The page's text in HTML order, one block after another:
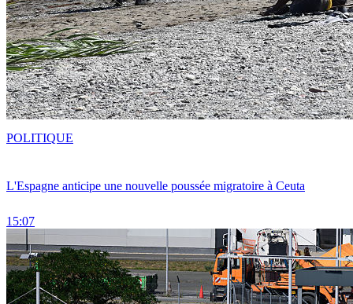
L'Espagne anticipe une nouvelle poussée migratoire à Ceuta
15:07
POLITIQUE